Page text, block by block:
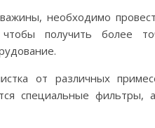
необходимо
получить более
от различных
специальные фильтры,